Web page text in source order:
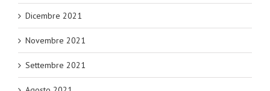
Dicembre 2021
Novembre 2021
Settembre 2021